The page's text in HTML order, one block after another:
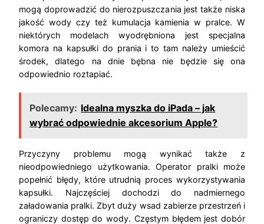
mogą doprowadzić do nierozpuszczania jest także niska
jakość wody czy też kumulacja kamienia w pralce. W
niektórych modelach wyodrębniona jest specjalna
komora na kapsułki do prania i to tam należy umieścić
środek, dlatego na dnie bębna nie będzie się ona
odpowiednio roztapiać.
Polecamy: Idealna myszka do iPada – jak
wybrać odpowiednie akcesorium Apple?
Przyczyny problemu mogą wynikać także z
nieodpowiedniego użytkowania. Operator pralki może
popełnić błędy, które utrudnią proces wykorzystywania
kapsułki. Najczęściej dochodzi do nadmiernego
załadowania pralki. Zbyt duży wsad zabierze przestrzeń i
ograniczy dostęp do wody. Częstym błędem jest dobór